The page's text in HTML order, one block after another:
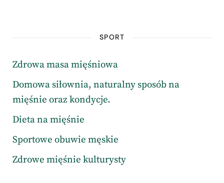
SPORT
Zdrowa masa mięśniowa
Domowa siłownia, naturalny sposób na
mięśnie oraz kondycje.
Dieta na mięśnie
Sportowe obuwie męskie
Zdrowe mięśnie kulturysty